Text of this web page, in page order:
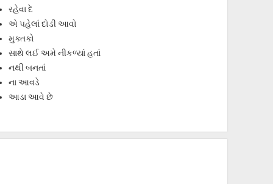
રહેવા દે
એ પહેલાં દોડી આવો
મુક્તકો
સાથે લઈ અમે નીકળ્યાં હતાં
નથી બનતાં
ના આવડે
આડા આવે છે